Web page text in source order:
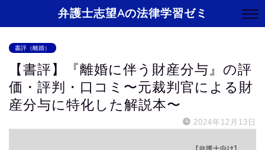
弁護士志望Aの法律学習ゼミ
書評（離婚）
【書評】『離婚に伴う財産分与』の評
価・評判・口コミ〜元裁判官による財
産分与に特化した解説本〜
2024年12月13日